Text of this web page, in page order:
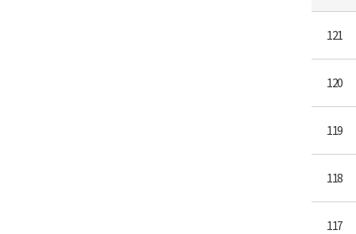
121
120
119
118
117